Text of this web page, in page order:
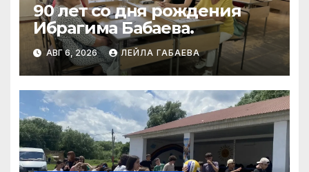
90 лет со дня рождения
Ибрагима Бабаева.
АВГ 6, 2026 ЛЕЙЛА ГАБАЕВА